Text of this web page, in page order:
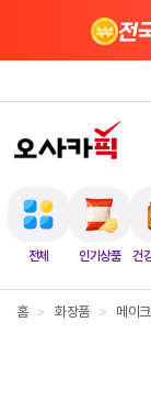
전체 인기상품 건
전
홈 > 화장품 > 메이